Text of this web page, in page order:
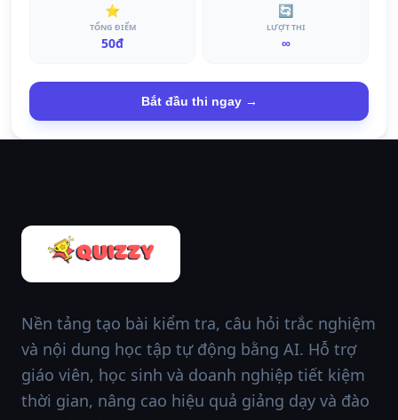
⭐
TỔNG ĐIỂM
50đ
🔄
LƯỢT THI
∞
Bắt đầu thi ngay →
Nền tảng tạo bài kiểm tra, câu hỏi trắc nghiệm
và nội dung học tập tự động bằng AI. Hỗ trợ
giáo viên, học sinh và doanh nghiệp tiết kiệm
thời gian, nâng cao hiệu quả giảng dạy và đào